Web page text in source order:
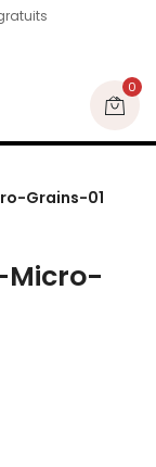
0
Grains-01
Micro-